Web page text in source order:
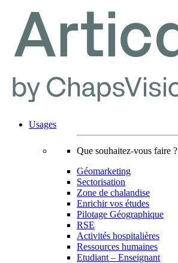
Usages
Que souhaitez-vous faire ?
Géomarketing
Sectorisation
Zone de chalandise
Enrichir vos études
Pilotage Géographique
RSE
Activités hospitalières
Ressources humaines
Etudiant – Enseignant